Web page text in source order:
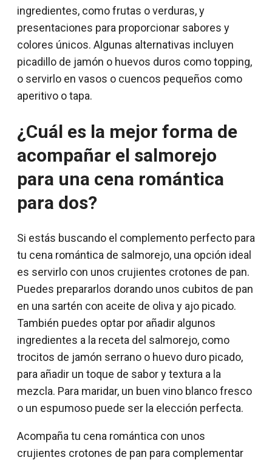
ingredientes, como frutas o verduras, y
presentaciones para proporcionar sabores y
colores únicos. Algunas alternativas incluyen
picadillo de jamón o huevos duros como topping,
o servirlo en vasos o cuencos pequeños como
aperitivo o tapa.
¿Cuál es la mejor forma de
acompañar el salmorejo
para una cena romántica
para dos?
Si estás buscando el complemento perfecto para
tu cena romántica de salmorejo, una opción ideal
es servirlo con unos crujientes crotones de pan.
Puedes prepararlos dorando unos cubitos de pan
en una sartén con aceite de oliva y ajo picado.
También puedes optar por añadir algunos
ingredientes a la receta del salmorejo, como
trocitos de jamón serrano o huevo duro picado,
para añadir un toque de sabor y textura a la
mezcla. Para maridar, un buen vino blanco fresco
o un espumoso puede ser la elección perfecta.
Acompaña tu cena romántica con unos
crujientes crotones de pan para complementar